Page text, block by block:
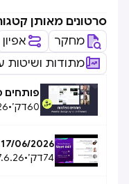
סרטונים מאותן
מחקר
אפיון
מתודות ושיטות
פותחים
60דק׳•
06/2026
74דק׳•